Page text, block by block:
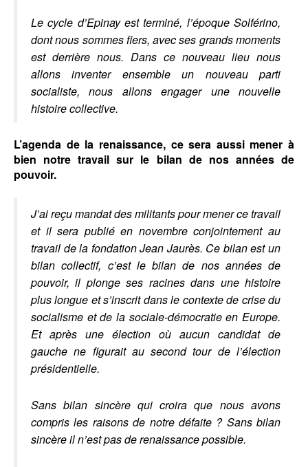
Le cycle d’Epinay est terminé, l’époque Solférino,
dont nous sommes fiers, avec ses grands moments
est derrière nous. Dans ce nouveau lieu nous
allons inventer ensemble un nouveau parti
socialiste, nous allons engager une nouvelle
histoire collective.
L’agenda de la renaissance, ce sera aussi mener à
bien notre travail sur le bilan de nos années de
pouvoir.
J’ai reçu mandat des militants pour mener ce travail
et il sera publié en novembre conjointement au
travail de la fondation Jean Jaurès. Ce bilan est un
bilan collectif, c’est le bilan de nos années de
pouvoir, il plonge ses racines dans une histoire
plus longue et s’inscrit dans le contexte de crise du
socialisme et de la sociale-démocratie en Europe.
Et après une élection où aucun candidat de
gauche ne figurait au second tour de l’élection
présidentielle.
Sans bilan sincère qui croira que nous avons
compris les raisons de notre défaite ? Sans bilan
sincère il n’est pas de renaissance possible.